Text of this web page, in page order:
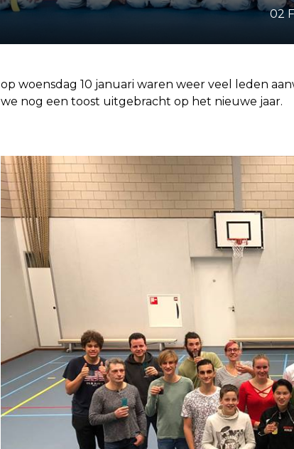
02
op woensdag 10 januari waren weer veel leden
we nog een toost uitgebracht op het nieuwe jaar.